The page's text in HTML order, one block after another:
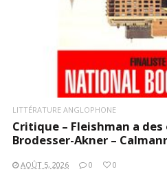
LITTÉRATURE ANGLOPHONE
Critique – Fleishman a
Brodesser-Akner –
AOÛT 5, 2026 0 0